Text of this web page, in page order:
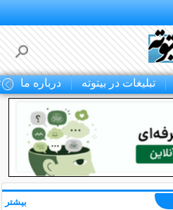
تبلیغات در بیتوته درباره ما
بیشتر